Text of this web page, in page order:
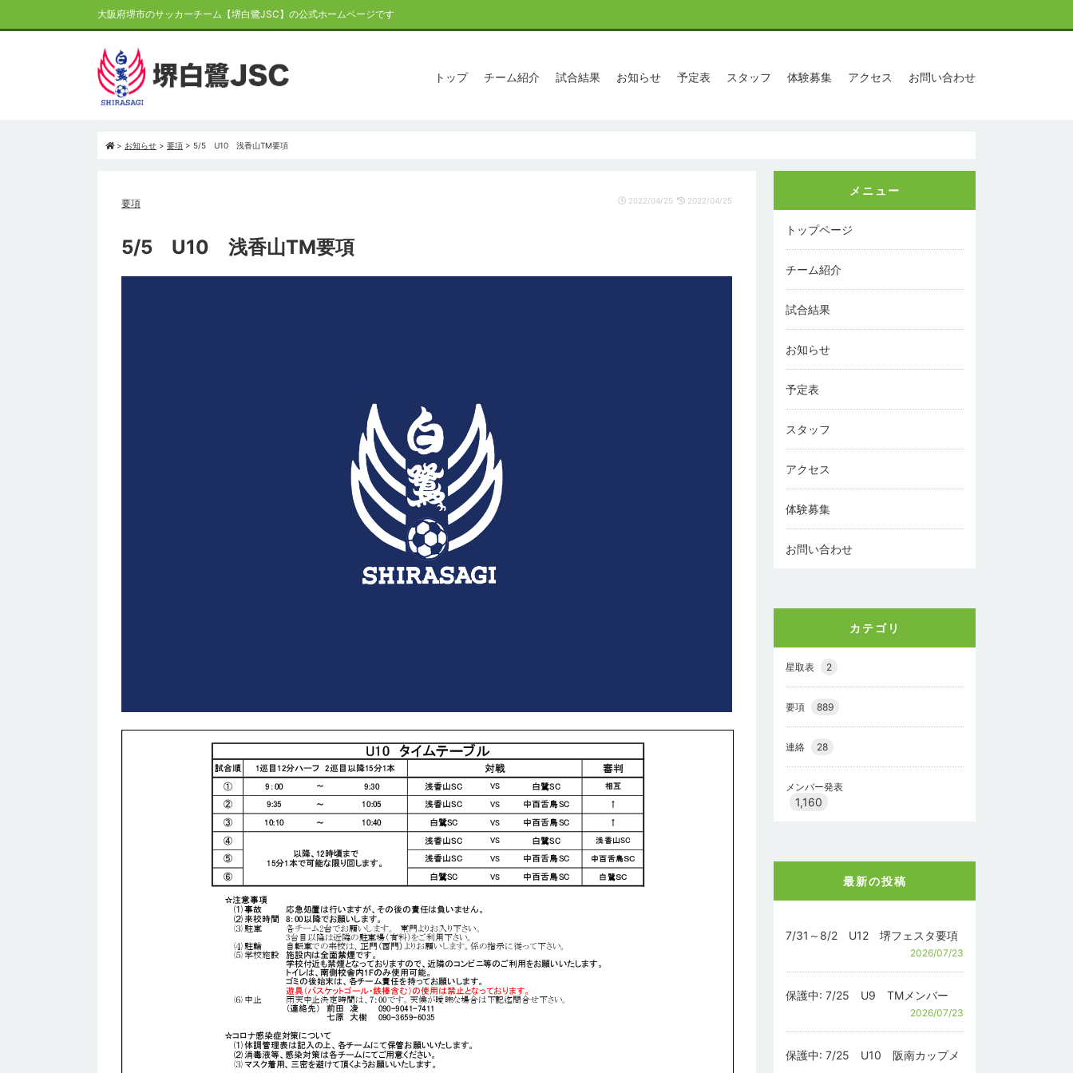
大阪府堺市のサッカーチーム【堺白鷺JSC】の公式ホームページです
トップ チーム紹介 試合結果 お知らせ 予定表 スタッフ 体験募集 アクセス お問い合わせ
> お知らせ > 要項 > 5/5 U10 浅香山TM要項
要項 2022/04/25 2022/04/25
5/5 U10 浅香山TM要項
メニュー
トップページ
チーム紹介
試合結果
お知らせ
予定表
スタッフ
アクセス
体験募集
お問い合わせ
カテゴリ
星取表 2
要項 889
連絡 28
メンバー発表
1,160
最新の投稿
7/31～8/2 U12 堺フェスタ要項
2026/07/23
保護中: 7/25 U9 TMメンバー
2026/07/23
保護中: 7/25 U10 阪南カップメ